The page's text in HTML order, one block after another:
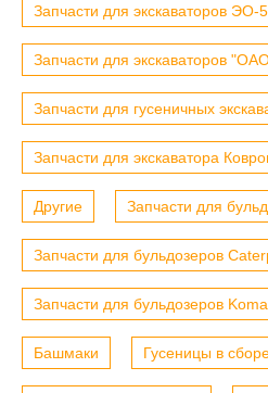
Запчасти для экскаваторов ЭО-
Запчасти для экскаваторов
Запчасти для гусеничных
Запчасти для экскаватора
Другие Запчасти для
Запчасти для бульдозеров
Запчасти для бульдозеров
Башмаки Гусеницы в